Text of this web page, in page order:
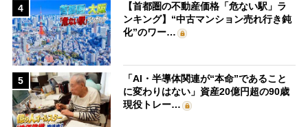
4
【首都圏の不動産価格「危ない駅」ラ
ンキング】“中古マンション売れ行き鈍
化”のワー…
5
「AI・半導体関連が“本命”であること
に変わりはない」資産20億円超の90歳
現役トレー…